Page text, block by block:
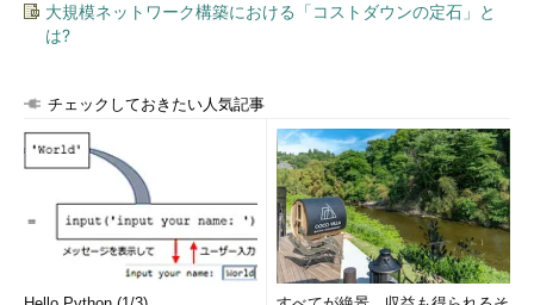
うな仕事をすれば価値を生み出せると思いますか。
い製品を作り出し、競合他社に追い付かれないように日々、改良
フラッシュメモリで勝ったのは、それが世界一の技術だからで
後追いは、きついですよ。トップの企業が出したものを調査・
解析してまねをする、といったことを延々と続けなければならな
いわけですから。そしてトップの企業は常に「追い付かれない」
大規模ネットワーク構築における「コストダウンの定石」と
は?
チェックしておきたい人気記事